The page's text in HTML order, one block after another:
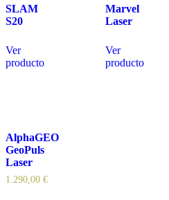
SLAM
S20
Ver
producto
Marvel
Laser
Ver
producto
AlphaGEO
GeoPuls
Laser
1.290,00 €